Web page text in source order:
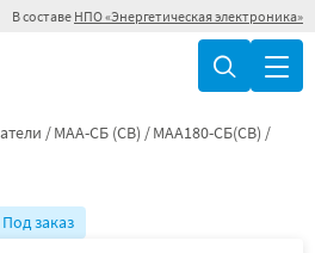
В составе НПО «Энергетическая электроника»
МАА-СБ (СВ)
МАА180-СБ(СВ)
Под заказ